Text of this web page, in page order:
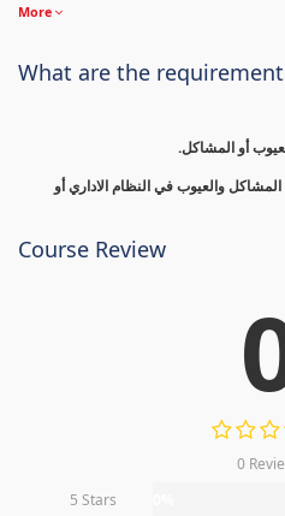
More
What are the
أو المشاكل.
والعيوب في النظام الاداري أو
Course Review
0
5 Stars